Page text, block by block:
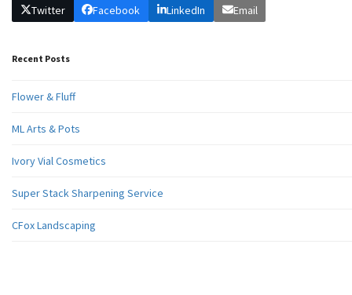
Twitter Facebook LinkedIn Email
Recent Posts
Flower & Fluff
ML Arts & Pots
Ivory Vial Cosmetics
Super Stack Sharpening Service
CFox Landscaping